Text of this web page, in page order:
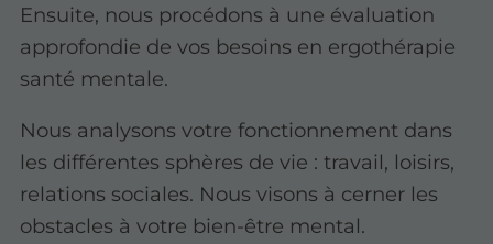
Ensuite, nous procédons à une évaluation
approfondie de vos besoins en ergothérapie
santé mentale.
Nous analysons votre fonctionnement dans
les différentes sphères de vie : travail, loisirs,
relations sociales. Nous visons à cerner les
obstacles à votre bien-être mental.